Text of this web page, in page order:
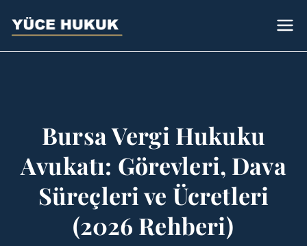
Avukat
Bursa Avukat - Yüce Hukuk Bürosu
Bursa Vergi Hukuku
Avukatı: Görevleri, Dava
Süreçleri ve Ücretleri
(2026 Rehberi)